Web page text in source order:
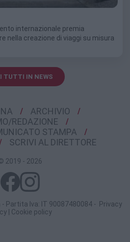
internazionale premia
nella creazione di viaggi su misura
TUTTI IN NEWS
ARCHIVIO
REDAZIONE
STAMPA
SCRIVI AL DIRETTORE
2019 - 2026
Partita Iva: IT 90087480084 - Privacy
| Cookie policy